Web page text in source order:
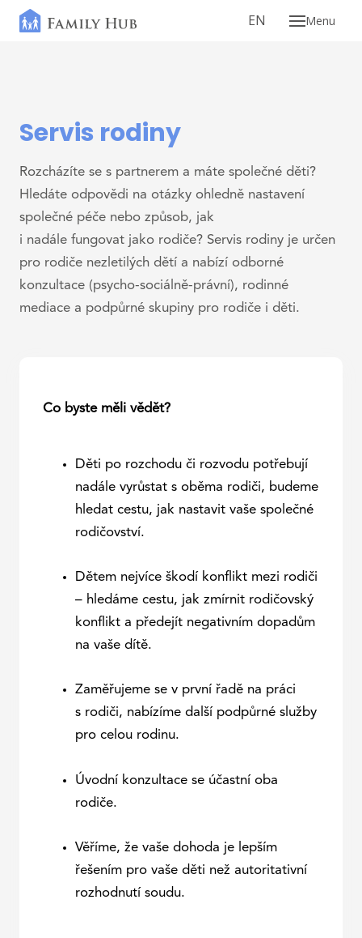
Menu
CS
EN
Servis rodiny
Rozcházíte se s partnerem a máte společné děti?
Hledáte odpovědi na otázky ohledně nastavení
společné péče nebo způsob, jak
i nadále fungovat jako rodiče? Servis rodiny je určen
pro rodiče nezletilých dětí a nabízí odborné
konzultace (psycho-sociálně-právní), rodinné
mediace a podpůrné skupiny pro rodiče i děti.
Co byste měli vědět?
Děti po rozchodu či rozvodu potřebují
nadále vyrůstat s oběma rodiči, budeme
hledat cestu, jak nastavit vaše společné
rodičovství.
Dětem nejvíce škodí konflikt mezi rodiči
– hledáme cestu, jak zmírnit rodičovský
konflikt a předejít negativním dopadům
na vaše dítě.
Zaměřujeme se v první řadě na práci
s rodiči, nabízíme další podpůrné služby
pro celou rodinu.
Úvodní konzultace se účastní oba
rodiče.
Věříme, že vaše dohoda je lepším
řešením pro vaše děti než autoritativní
rozhodnutí soudu.